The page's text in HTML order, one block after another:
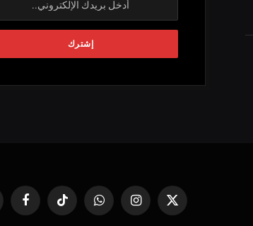
X
الانستغرامواتساب تيكتوك فيسبوك